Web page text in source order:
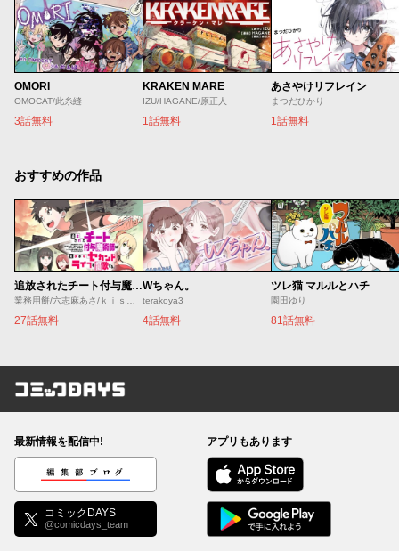
OMORI
OMOCAT/此糸縫
3話無料
KRAKEN MARE
IZU/HAGANE/原正人
1話無料
あさやけリフレイン
まつだひかり
1話無料
おすすめの作品
追放されたチート付与魔術師は気ままなセカンドライフを謳歌する。 ～俺は武器だけじゃなく、あらゆるものに『強化ポイント』を付与できるし、俺の意思でいつでも効果を解除できるけど、残った人たち大丈夫？～
業務用餅/六志麻あさ/ｋｉｓｕｉ
27話無料
Wちゃん。
terakoya3
4話無料
ツレ猫 マルルとハチ
園田ゆり
81話無料
コミックDAYS
最新情報を配信中!
編集部ブログ
コミックDAYS
@comicdays_team
アプリもあります